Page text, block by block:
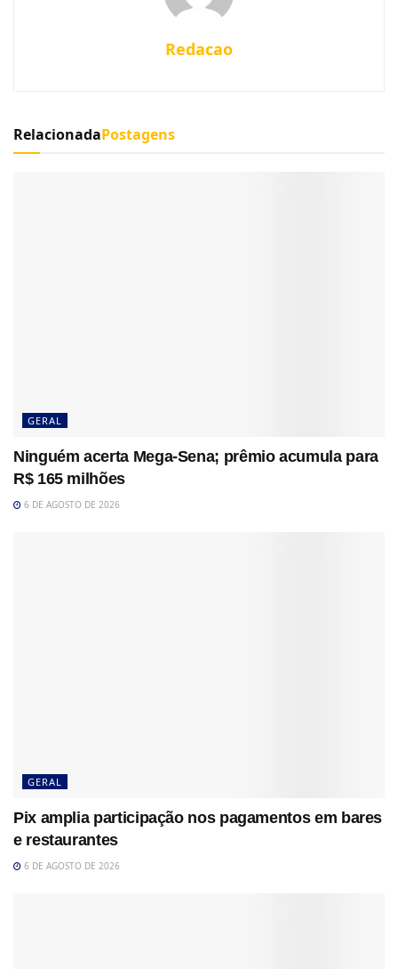
Redacao
RelacionadaPostagens
GERAL
Ninguém acerta Mega-Sena; prêmio acumula para
R$ 165 milhões
6 DE AGOSTO DE 2026
GERAL
Pix amplia participação nos pagamentos em bares
e restaurantes
6 DE AGOSTO DE 2026